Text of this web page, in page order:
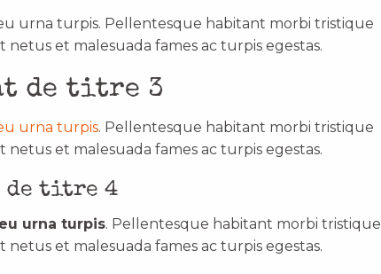
urna turpis. Pellentesque habitant morbi tristique
netus et malesuada fames ac turpis egestas.
de titre 3
urna turpis. Pellentesque habitant morbi tristique
netus et malesuada fames ac turpis egestas.
de titre 4
urna turpis. Pellentesque habitant morbi tristique
netus et malesuada fames ac turpis egestas.